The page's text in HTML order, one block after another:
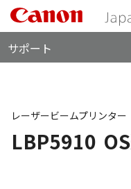
サポート
LBP5910
レーザービームプリンター